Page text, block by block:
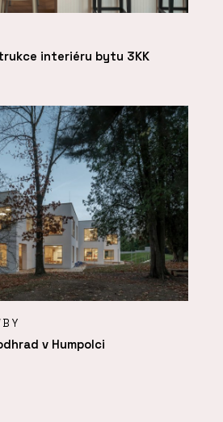
interiéru bytu 3KK
v Humpolci